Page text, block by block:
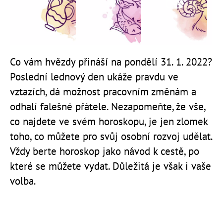
Co vám hvězdy přináší na pondělí 31. 1. 2022?
Poslední lednový den ukáže pravdu ve
vztazích, dá možnost pracovním změnám a
odhalí falešné přátele. Nezapomeňte, že vše,
co najdete ve svém horoskopu, je jen zlomek
toho, co můžete pro svůj osobní rozvoj udělat.
Vždy berte horoskop jako návod k cestě, po
které se můžete vydat. Důležitá je však i vaše
volba.